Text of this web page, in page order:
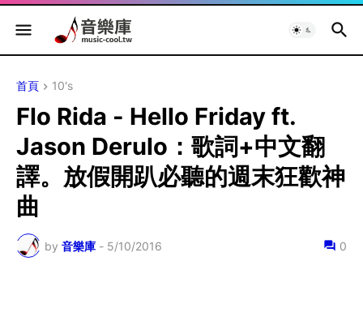
首頁 10's
Flo Rida - Hello Friday ft.
Jason Derulo：歌詞+中文翻
譯。放假開趴必聽的週末狂歡神
曲
by 音樂庫 - 5/10/2016 0